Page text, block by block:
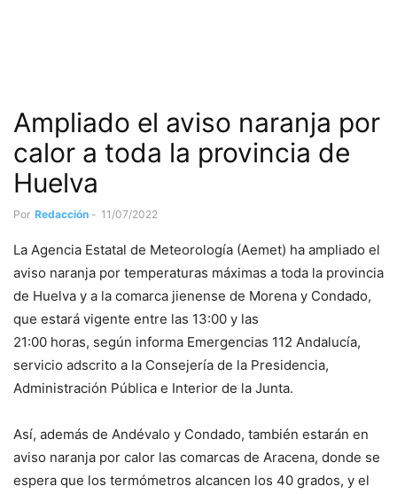
Ampliado el aviso naranja por
calor a toda la provincia de
Huelva
Por Redacción - 11/07/2022
La Agencia Estatal de Meteorología (Aemet) ha ampliado el
aviso naranja por temperaturas máximas a toda la provincia
de Huelva y a la comarca jienense de Morena y Condado,
que estará vigente entre las 13:00 y las
21:00 horas, según informa Emergencias 112 Andalucía,
servicio adscrito a la Consejería de la Presidencia,
Administración Pública e Interior de la Junta.
Así, además de Andévalo y Condado, también estarán en
aviso naranja por calor las comarcas de Aracena, donde se
espera que los termómetros alcancen los 40 grados, y el